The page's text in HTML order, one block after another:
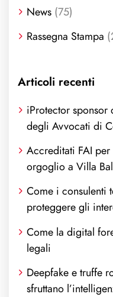
News (75)
Rassegna Stampa
Articoli recenti
iProtector sponsor
degli Avvocati di
Accreditati FAI
orgoglio a Villa
Come i consulenti
proteggere gli
Come la digital
legali
Deepfake e truffe
sfruttano